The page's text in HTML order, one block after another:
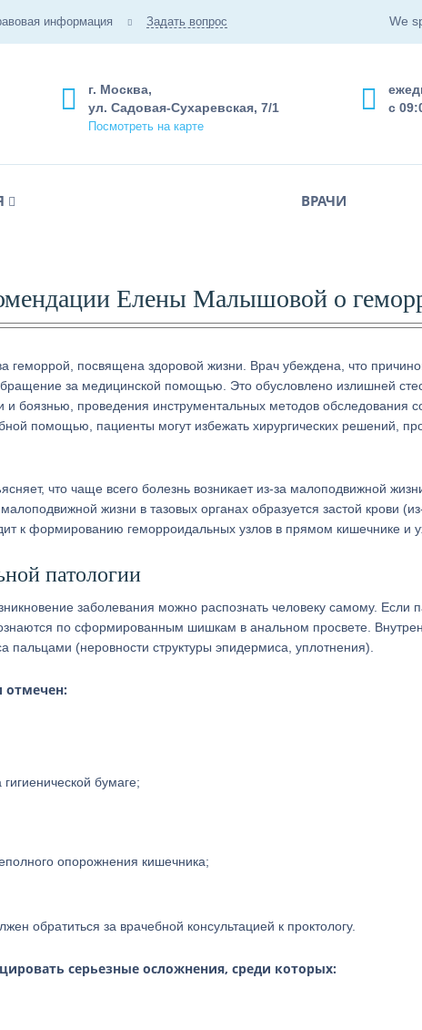
информация Задать вопрос We
с
г. Москва,
ул. Садовая-Сухаревская, 7/1
Посмотреть на карте
ВРАЧИ
Елены Малышовой о
посвящена здоровой жизни. Врач убеждена, что
за медицинской помощью. Это обусловлено излишней
и боязнью, проведения инструментальных методов обследования
помощью, пациенты могут избежать хирургических решений,
что чаще всего болезнь возникает из-за малоподвижной
жизни в тазовых органах образуется застой крови
к формированию геморроидальных узлов в прямом кишечнике и
патологии
заболевания можно распознать человеку самому. Если
по сформированным шишкам в анальном просвете.
(неровности структуры эпидермиса, уплотнения).
отмечен:
бумаге;
опорожнения кишечника;
обратиться за врачебной консультацией к проктологу.
серьезные осложнения, среди которых: